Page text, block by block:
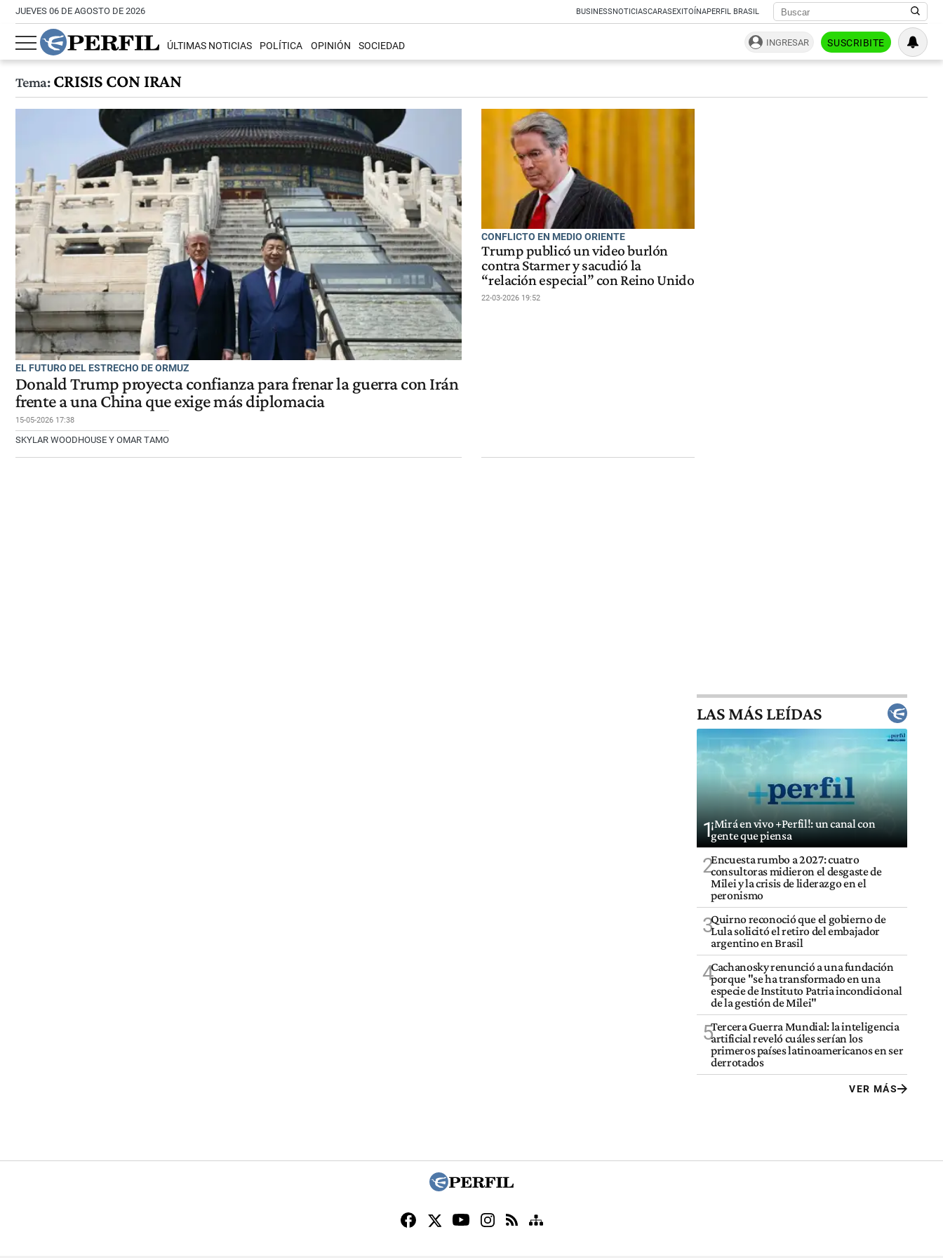
JUEVES 06 DE AGOSTO DE 2026 BUSINESSNOTICIASCARASEXITOÍNAPERFIL BRASIL
ÚLTIMAS NOTICIAS POLÍTICA OPINIÓN SOCIEDAD INGRESAR SUSCRIBITE
Tema:CRISIS CON IRAN
EL FUTURO DEL ESTRECHO DE ORMUZ
Donald Trump proyecta confianza para frenar la guerra con Irán
frente a una China que exige más diplomacia
15-05-2026 17:38
SKYLAR WOODHOUSE Y OMAR TAMO
CONFLICTO EN MEDIO ORIENTE
Trump publicó un video burlón
contra Starmer y sacudió la
“relación especial” con Reino Unido
22-03-2026 19:52
LAS MÁS LEÍDAS
1¡Mirá en vivo +Perfil!: un canal con
gente que piensa
2Encuesta rumbo a 2027: cuatro
consultoras midieron el desgaste de
Milei y la crisis de liderazgo en el
peronismo
3Quirno reconoció que el gobierno de
Lula solicitó el retiro del embajador
argentino en Brasil
4Cachanosky renunció a una fundación
porque "se ha transformado en una
especie de Instituto Patria incondicional
de la gestión de Milei"
5Tercera Guerra Mundial: la inteligencia
artificial reveló cuáles serían los
primeros países latinoamericanos en ser
derrotados
VER MÁS